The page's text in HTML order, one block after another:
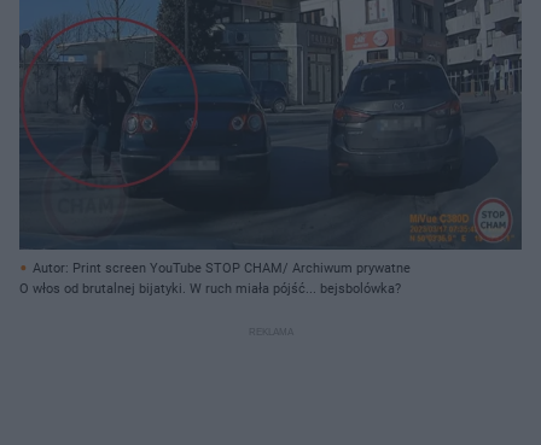
Autor: Print screen YouTube STOP CHAM/ Archiwum prywatne
O włos od brutalnej bijatyki. W ruch miała pójść... bejsbolówka?